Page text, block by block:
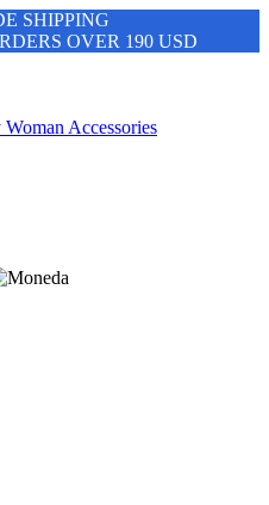
SHIPPING
OVER 190 USD
Woman Accessories